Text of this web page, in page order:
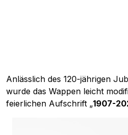
Anlässlich des 120-jährigen
wurde das Wappen leicht
feierlichen Aufschrift „1907-